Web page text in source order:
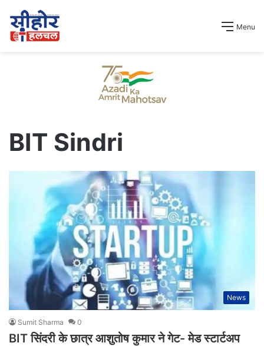
Menu
BIT Sindri
News
Sumit Sharma 0
BIT स‍िंदरी के छात्र आशुतोष कुमार ने गेट- मेड स्टार्टअप